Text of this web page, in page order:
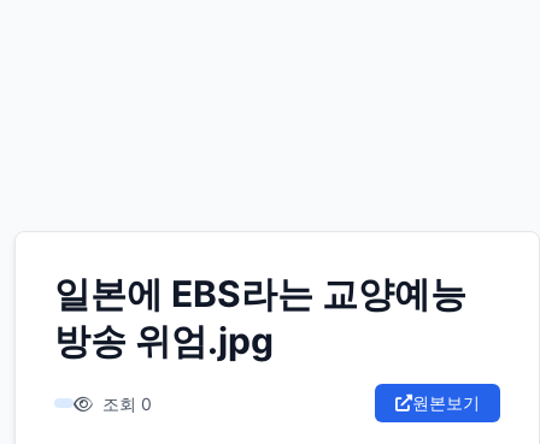
일본에 EBS라는 교양예능
방송 위엄.jpg
조회 0 원본보기